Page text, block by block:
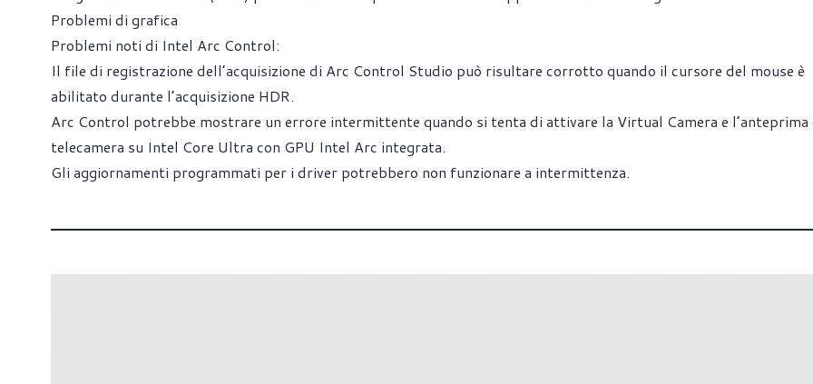
Problemi di grafica
Problemi noti di Intel Arc Control:
Il file di registrazione dell’acquisizione di Arc Control Studio può risultare corrotto quando il cursore del mouse è
abilitato durante l’acquisizione HDR.
Arc Control potrebbe mostrare un errore intermittente quando si tenta di attivare la Virtual Camera e l’anteprima
telecamera su Intel Core Ultra con GPU Intel Arc integrata.
Gli aggiornamenti programmati per i driver potrebbero non funzionare a intermittenza.